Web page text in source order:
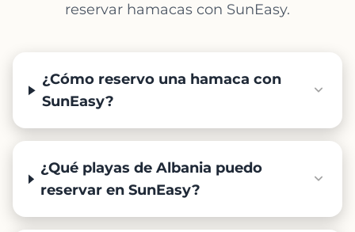
reservar hamacas con SunEasy.
¿Cómo reservo una hamaca con
SunEasy?
¿Qué playas de Albania puedo
reservar en SunEasy?